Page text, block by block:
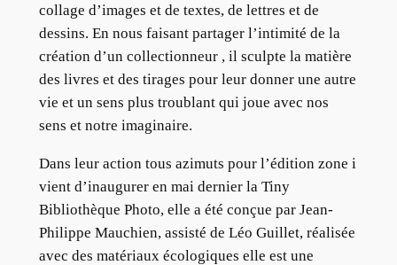
collage d’images et de textes, de lettres et de
dessins. En nous faisant partager l’intimité de la
création d’un collectionneur , il sculpte la matière
des livres et des tirages pour leur donner une autre
vie et un sens plus troublant qui joue avec nos
sens et notre imaginaire.
Dans leur action tous azimuts pour l’édition zone i
vient d’inaugurer en mai dernier la Tiny
Bibliothèque Photo, elle a été conçue par Jean-
Philippe Mauchien, assisté de Léo Guillet, réalisée
avec des matériaux écologiques elle est une